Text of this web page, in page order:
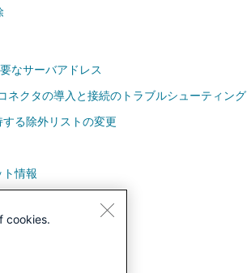
なサーバアドレス
クタの導入と接続のトラブルシューティング
る除外リストの変更
情報
ルタ
cookies.